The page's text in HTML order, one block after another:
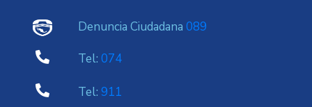
Denuncia Ciudadana 089
Tel: 074
Tel: 911